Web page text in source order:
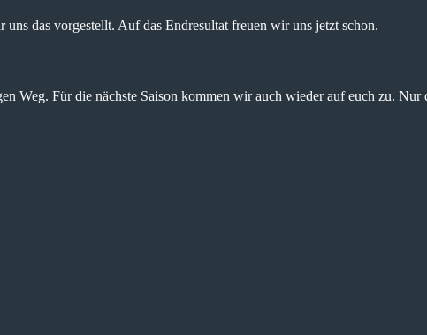
das vorgestellt. Auf das Endresultat freuen wir uns jetzt schon.
Weg. Für die nächste Saison kommen wir auch wieder auf euch zu.